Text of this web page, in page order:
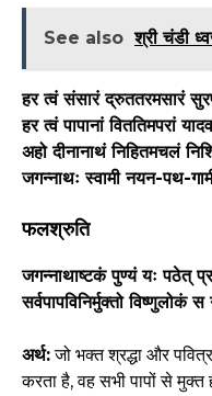
See also श्री चंडी
हर त्वं संसारं द्रुततरमसारं
हर त्वं पापानां विततिमपरां
अहो दीनानाथं निहितमचलं
जगन्नाथः स्वामी नयन-पथ-
फलश्रुति
जगन्नाथाष्टकं पुण्यं यः पठेत्
सर्वपापविनिर्मुक्तो विष्णुलोकं
अर्थ:जो भक्त श्रद्धा और
करता है, वह सभी पापों से मुक्त